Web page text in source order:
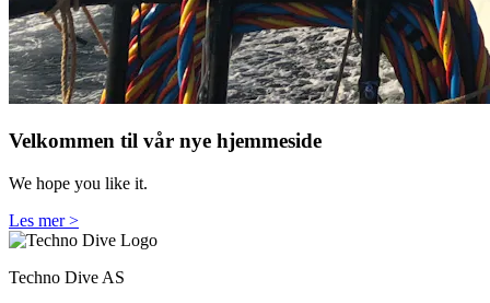
Velkommen til vår nye hjemmeside
We hope you like it.
Les mer >
Techno Dive AS